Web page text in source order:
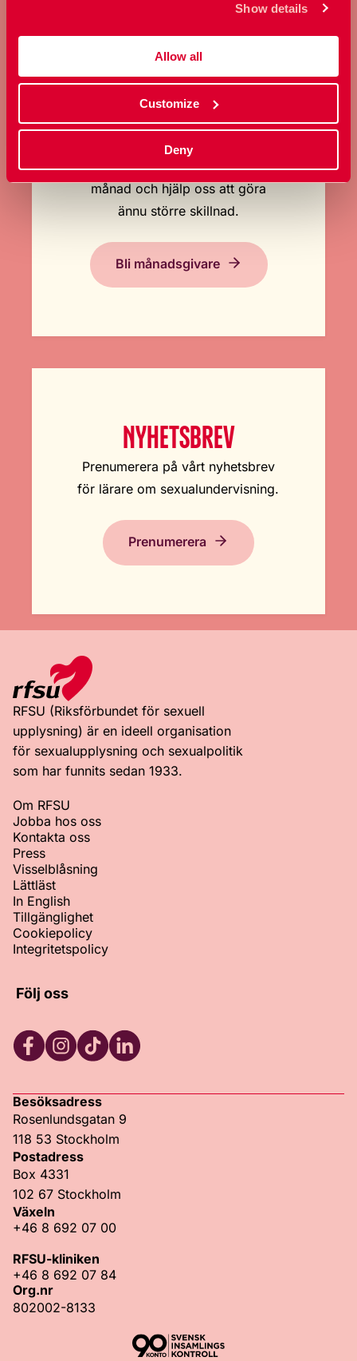
Show details
Allow all
Customize
Deny
BLI MÅNADSGIVARE
Stöd oss regelbundet varje
månad och hjälp oss att göra
ännu större skillnad.
Bli månadsgivare
NYHETSBREV
Prenumerera på vårt nyhetsbrev
för lärare om sexualundervisning.
Prenumerera
RFSU (Riksförbundet för sexuell
upplysning) är en ideell organisation
för sexualupplysning och sexualpolitik
som har funnits sedan 1933.
Om RFSU
Jobba hos oss
Kontakta oss
Press
Visselblåsning
Lättläst
In English
Tillgänglighet
Cookiepolicy
Integritetspolicy
Följ oss
Besöksadress
Rosenlundsgatan 9
118 53 Stockholm
Postadress
Box 4331
102 67 Stockholm
Växeln
+46 8 692 07 00
RFSU-kliniken
+46 8 692 07 84
Org.nr
802002-8133